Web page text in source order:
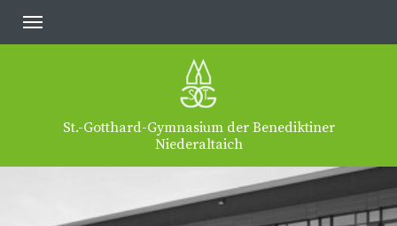
St.-Gotthard-Gymnasium der Benediktiner
Niederaltaich